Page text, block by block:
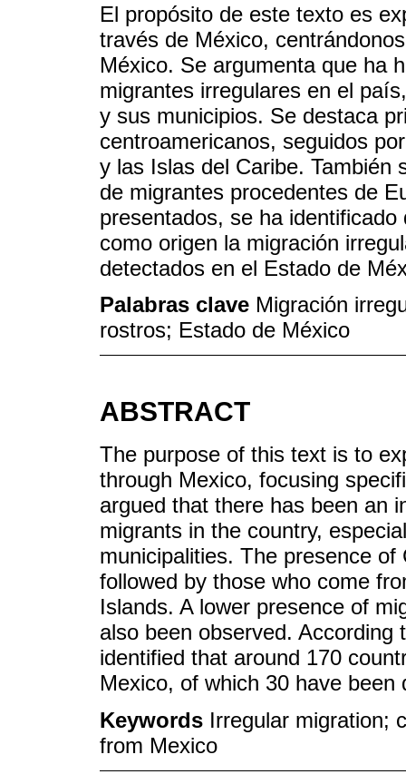
El propósito de este texto es
través de México,
México. Se argumenta que ha
migrantes irregulares en el
y sus municipios. Se destaca
centroamericanos, seguidos
y las Islas del Caribe. También
de migrantes procedentes de
presentados, se ha
como origen la migración
detectados en el Estado de
Palabras clave Migración
rostros; Estado de México
ABSTRACT
The purpose of this text is to
through Mexico, focusing
argued that there has been an
migrants in the country,
municipalities. The presence
followed by those who come
Islands. A lower presence of
also been observed.
identified that around 170
Mexico, of which 30 have
Keywords Irregular migration;
from Mexico